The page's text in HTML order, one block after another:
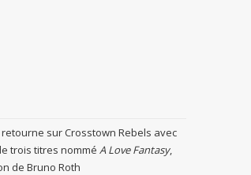
sur Crosstown Rebels avec
trois titres nommé A Love Fantasy,
de Bruno Roth